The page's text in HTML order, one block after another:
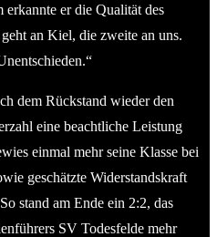
erkannte er die Qualität des
an Kiel, die zweite an uns.
dem Rückstand wieder den
eine beachtliche Leistung
einmal mehr seine Klasse bei
geschätzte Widerstandskraft
stand am Ende ein 2:2, das
SV Todesfelde mehr